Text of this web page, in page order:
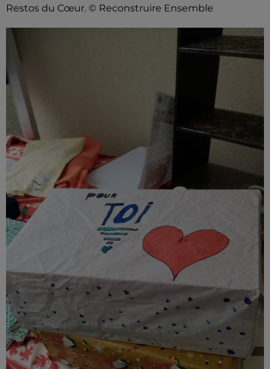
Restos du Cœur. © Reconstruire Ensemble